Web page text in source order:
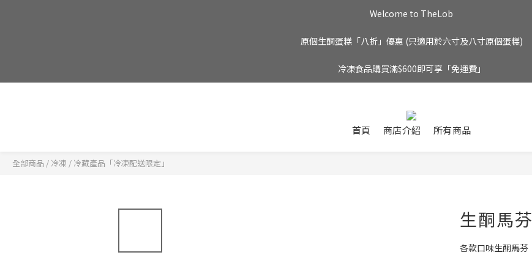
Welcome to TheLob
原個生酮蛋糕「八折」優惠 (只適用於六寸及八寸原個蛋糕)
冷凍食品購買滿$600即可享「免運費」
首頁 商店介紹 所有商品
全部商品 / 冷凍 / 冷藏產品「冷凍配送限定」
生酮馬芬
各款口味生酮馬芬